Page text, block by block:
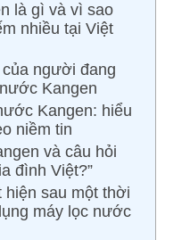
là gì và vì sao
nhiều tại Việt
người đang
Kangen
Kangen: hiểu
niềm tin
và câu hỏi
đình Việt?”
hiện sau một thời
máy lọc nước